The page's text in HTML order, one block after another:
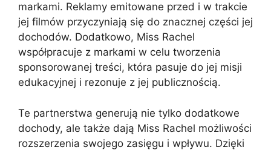
markami. Reklamy emitowane przed i w trakcie
jej filmów przyczyniają się do znacznej części jej
dochodów. Dodatkowo, Miss Rachel
współpracuje z markami w celu tworzenia
sponsorowanej treści, która pasuje do jej misji
edukacyjnej i rezonuje z jej publicznością.
Te partnerstwa generują nie tylko dodatkowe
dochody, ale także dają Miss Rachel możliwości
rozszerzenia swojego zasięgu i wpływu. Dzięki